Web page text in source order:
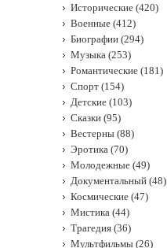
Исторические (420)
Военные (412)
Биографии (294)
Музыка (253)
Романтические (181)
Спорт (154)
Детские (103)
Сказки (95)
Вестерны (88)
Эротика (70)
Молодежные (49)
Документальный (48)
Космические (47)
Мистика (44)
Трагедия (36)
Мультфильмы (26)